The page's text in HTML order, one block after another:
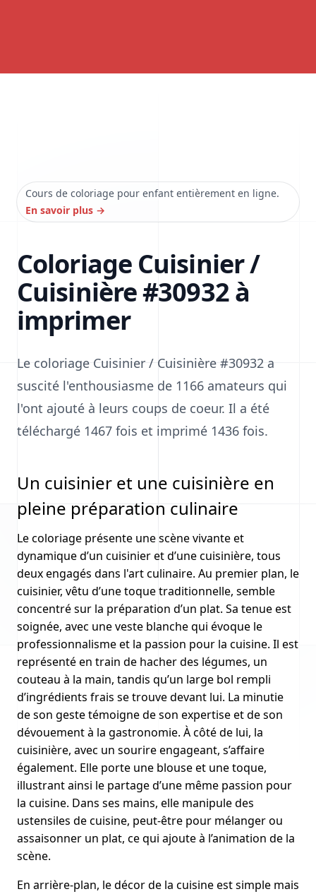
Cours de coloriage pour enfant entièrement en ligne.
En savoir plus →
Coloriage Cuisinier /
Cuisinière #30932 à
imprimer
Le coloriage Cuisinier / Cuisinière #30932 a
suscité l'enthousiasme de 1166 amateurs qui
l'ont ajouté à leurs coups de coeur. Il a été
téléchargé 1467 fois et imprimé 1436 fois.
Un cuisinier et une cuisinière en
pleine préparation culinaire
Le coloriage présente une scène vivante et
dynamique d’un cuisinier et d’une cuisinière, tous
deux engagés dans l'art culinaire. Au premier plan, le
cuisinier, vêtu d’une toque traditionnelle, semble
concentré sur la préparation d’un plat. Sa tenue est
soignée, avec une veste blanche qui évoque le
professionnalisme et la passion pour la cuisine. Il est
représenté en train de hacher des légumes, un
couteau à la main, tandis qu’un large bol rempli
d’ingrédients frais se trouve devant lui. La minutie
de son geste témoigne de son expertise et de son
dévouement à la gastronomie. À côté de lui, la
cuisinière, avec un sourire engageant, s’affaire
également. Elle porte une blouse et une toque,
illustrant ainsi le partage d’une même passion pour
la cuisine. Dans ses mains, elle manipule des
ustensiles de cuisine, peut-être pour mélanger ou
assaisonner un plat, ce qui ajoute à l’animation de la
scène.
En arrière-plan, le décor de la cuisine est simple mais